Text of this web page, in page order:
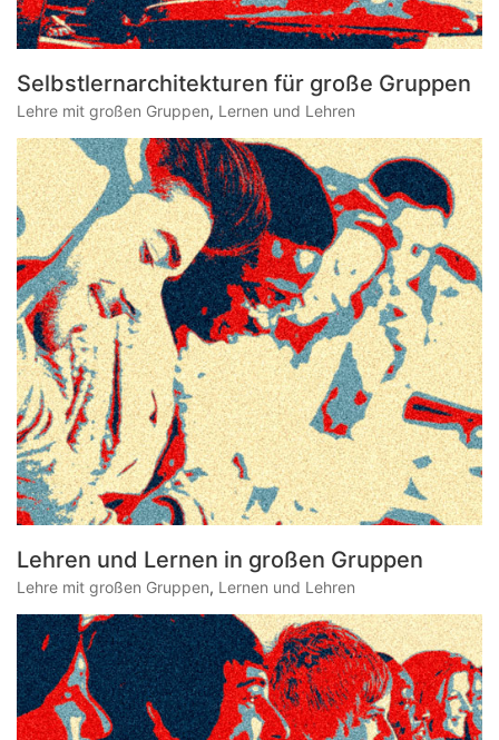
Selbstlernarchitekturen für große Gruppen
Lehre mit großen Gruppen, Lernen und Lehren
Lehren und Lernen in großen Gruppen
Lehre mit großen Gruppen, Lernen und Lehren